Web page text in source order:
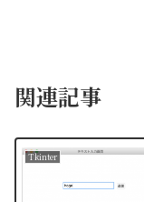
関連記事
Tkinter